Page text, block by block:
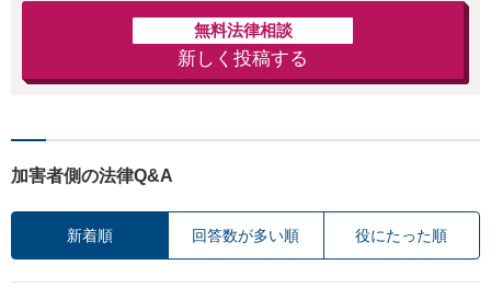
無料法律相談
新しく投稿する
加害者側の法律Q&A
新着順 回答数が多い順 役にたった順